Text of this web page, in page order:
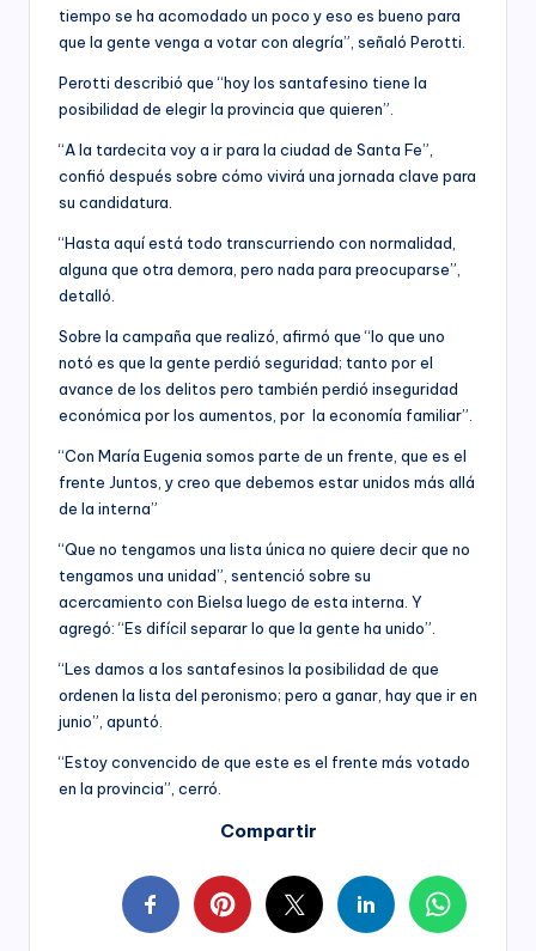
tiempo se ha acomodado un poco y eso es bueno para
que la gente venga a votar con alegría”, señaló Perotti.
Perotti describió que “hoy los santafesino tiene la
posibilidad de elegir la provincia que quieren”.
“A la tardecita voy a ir para la ciudad de Santa Fe”,
confió después sobre cómo vivirá una jornada clave para
su candidatura.
“Hasta aquí está todo transcurriendo con normalidad,
alguna que otra demora, pero nada para preocuparse”,
detalló.
Sobre la campaña que realizó, afirmó que “lo que uno
notó es que la gente perdió seguridad; tanto por el
avance de los delitos pero también perdió inseguridad
económica por los aumentos, por la economía familiar”.
“Con María Eugenia somos parte de un frente, que es el
frente Juntos, y creo que debemos estar unidos más allá
de la interna”
“Que no tengamos una lista única no quiere decir que no
tengamos una unidad”, sentenció sobre su
acercamiento con Bielsa luego de esta interna. Y
agregó: “Es difícil separar lo que la gente ha unido”.
“Les damos a los santafesinos la posibilidad de que
ordenen la lista del peronismo; pero a ganar, hay que ir en
junio”, apuntó.
“Estoy convencido de que este es el frente más votado
en la provincia”, cerró.
Compartir